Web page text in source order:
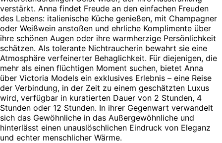
verstärkt. Anna findet Freude an den einfachen Freuden
des Lebens: italienische Küche genießen, mit Champagner
oder Weißwein anstoßen und ehrliche Komplimente über
ihre schönen Augen oder ihre warmherzige Persönlichkeit
schätzen. Als tolerante Nichtraucherin bewahrt sie eine
Atmosphäre verfeinerter Behaglichkeit. Für diejenigen, die
mehr als einen flüchtigen Moment suchen, bietet Anna
über Victoria Models ein exklusives Erlebnis – eine Reise
der Verbindung, in der Zeit zu einem geschätzten Luxus
wird, verfügbar in kuratierten Dauer von 2 Stunden, 4
Stunden oder 12 Stunden. In ihrer Gegenwart verwandelt
sich das Gewöhnliche in das Außergewöhnliche und
hinterlässt einen unauslöschlichen Eindruck von Eleganz
und echter menschlicher Wärme.